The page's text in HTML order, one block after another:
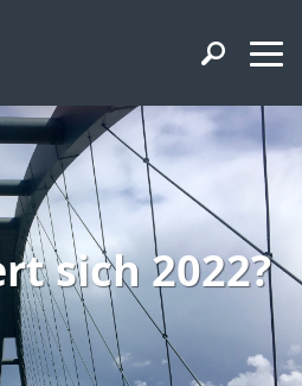
sich 2022?